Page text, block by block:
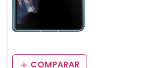
COMPARAR